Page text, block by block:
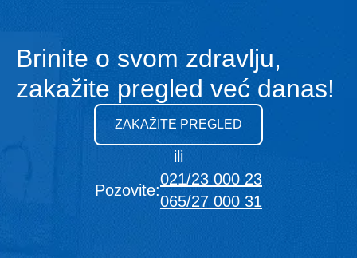
Brinite o svom zdravlju,
zakažite pregled već danas!
ZAKAŽITE PREGLED
ili
Pozovite:
021/23 000 23
065/27 000 31